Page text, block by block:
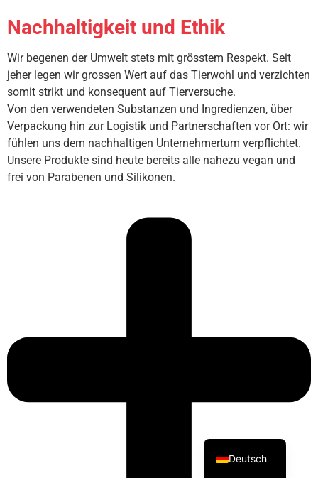
Nachhaltigkeit und Ethik
Wir begenen der Umwelt stets mit grösstem Respekt. Seit
jeher legen wir grossen Wert auf das Tierwohl und verzichten
somit strikt und konsequent auf Tierversuche.
Von den verwendeten Substanzen und Ingredienzen, über
Verpackung hin zur Logistik und Partnerschaften vor Ort: wir
fühlen uns dem nachhaltigen Unternehmertum verpflichtet.
Unsere Produkte sind heute bereits alle nahezu vegan und
frei von Parabenen und Silikonen.
Deutsch